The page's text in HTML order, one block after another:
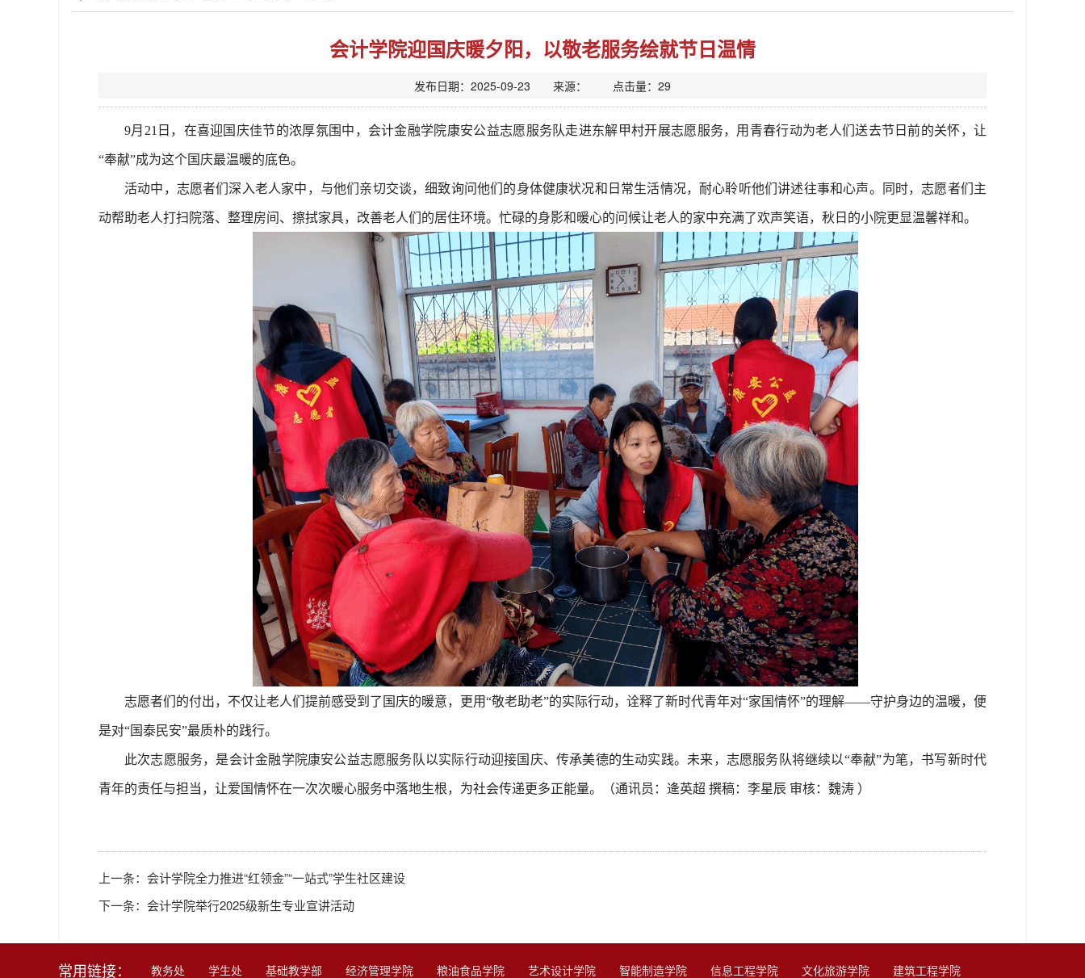
会计学院迎国庆暖夕阳，以敬老服务绘就节日温情
发布日期：2025-09-23 来源： 点击量： 29
9月21日，在喜迎国庆佳节的浓厚氛围中，会计金融学院康安公益志愿服务队走进东解甲村开展志愿服务，用青春行动为老人们送去节日前的关怀，让
“奉献”成为这个国庆最温暖的底色。
活动中，志愿者们深入老人家中，与他们亲切交谈，细致询问他们的身体健康状况和日常生活情况，耐心聆听他们讲述往事和心声。同时，志愿者们主
动帮助老人打扫院落、整理房间、擦拭家具，改善老人们的居住环境。忙碌的身影和暖心的问候让老人的家中充满了欢声笑语，秋日的小院更显温馨祥和。
志愿者们的付出，不仅让老人们提前感受到了国庆的暖意，更用“敬老助老”的实际行动，诠释了新时代青年对“家国情怀”的理解——守护身边的温暖，便
是对“国泰民安”最质朴的践行。
此次志愿服务，是会计金融学院康安公益志愿服务队以实际行动迎接国庆、传承美德的生动实践。未来，志愿服务队将继续以“奉献”为笔，书写新时代
青年的责任与担当，让爱国情怀在一次次暖心服务中落地生根，为社会传递更多正能量。（通讯员：逄英超 撰稿：李星辰 审核：魏涛 ）
上一条： 会计学院全力推进“红领金”“一站式”学生社区建设
下一条： 会计学院举行2025级新生专业宣讲活动
常用链接： 教务处 学生处 基础教学部 经济管理学院 粮油食品学院 艺术设计学院 智能制造学院 信息工程学院 文化旅游学院 建筑工程学院